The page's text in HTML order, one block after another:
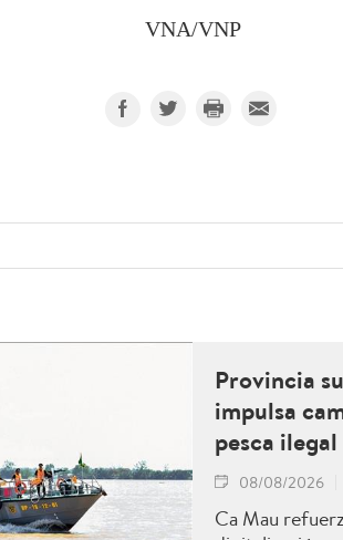
VNA/VNP
Provincia
impulsa
pesca ilegal
08/08/2026
Ca Mau